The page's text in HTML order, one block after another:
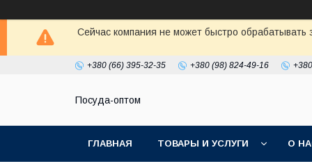
Сейчас компания не может быстро
+380 (66) 395-32-35 +380 (98) 824-49-16
Посуда-оптом
ГЛАВНАЯ ТОВАРЫ И УСЛУГИ О